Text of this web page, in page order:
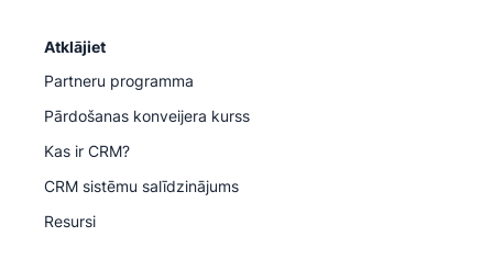
Atklājiet
Partneru programma
Pārdošanas konveijera kurss
Kas ir CRM?
CRM sistēmu salīdzinājums
Resursi